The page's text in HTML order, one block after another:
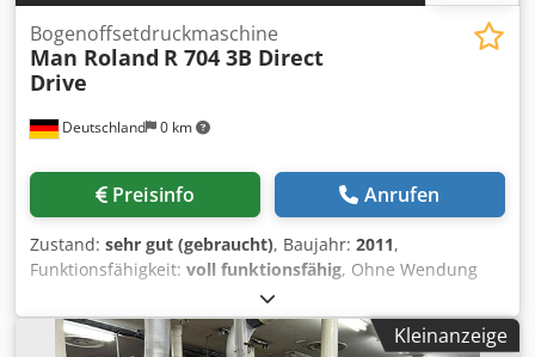
Deutschland 0 km
Bogenoffsetdruckmaschine
Man Roland R 704 3B Direct
Drive
Preisinfo Anrufen
Zustand: sehr gut (gebraucht), Baujahr: 2011,
Funktionsfähigkeit: voll funktionsfähig, Ohne Wendung
Direct Drive InlineColorPilot IPC (Graphometronic): Register
& Farbmess- und Regelanlage PressPilot Leitstand APL
(Vollautomatischer Plattenwechsler): AutomatischesKleinanzeige